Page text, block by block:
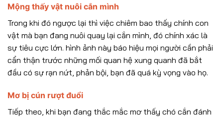
Mộng thấy vật nuôi cắn mình
Trong khi đó ngược lại thì việc chiêm bao thấy chính con
vật mà bạn đang nuôi quay lại cắn mình, đó chính xác là
sự tiêu cực lớn. hình ảnh này báo hiệu mọi người cần phải
cẩn thận trước những mối quan hệ xung quanh đã bắt
đầu có sự rạn nứt, phản bội, bạn đã quá kỳ vọng vào họ.
Mơ bị cún rượt đuổi
Tiếp theo, khi bạn đang thắc mắc mơ thấy chó cắn đánh